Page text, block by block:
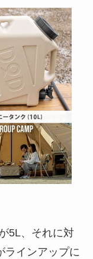
5L、それに対
ラインアップに